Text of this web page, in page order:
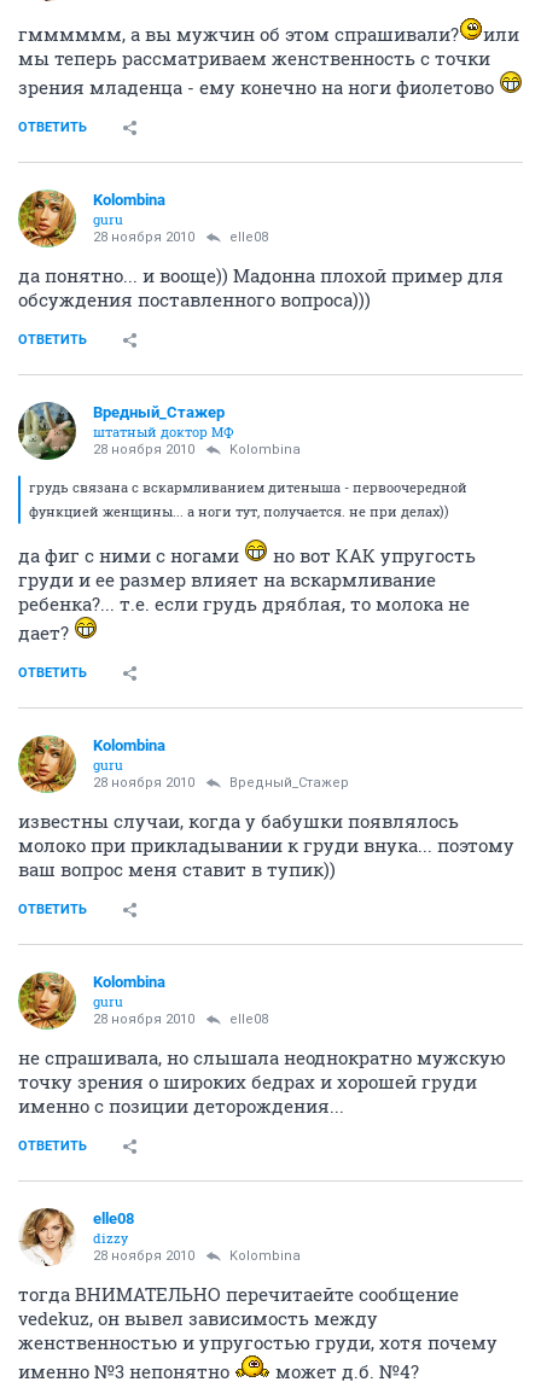
гмммммм, а вы мужчин об этом спрашивали?
или
мы теперь рассматриваем женственность с точки
зрения младенца - ему конечно на ноги фиолетово
ОТВЕТИТЬ
Kolombina
guru
28 ноября 2010 elle08
да понятно... и вооще)) Мадонна плохой пример для
обсуждения поставленного вопроса)))
ОТВЕТИТЬ
Вредный_Стажер
штатный доктор МФ
28 ноября 2010 Kolombina
грудь связана с вскармливанием дитеныша - первоочередной
функцией женщины... а ноги тут, получается. не при делах))
да фиг с ними с ногами
но вот КАК упругость
груди и ее размер влияет на вскармливание
ребенка?... т.е. если грудь дряблая, то молока не
дает?
ОТВЕТИТЬ
Kolombina
guru
28 ноября 2010 Вредный_Стажер
известны случаи, когда у бабушки появлялось
молоко при прикладывании к груди внука... поэтому
ваш вопрос меня ставит в тупик))
ОТВЕТИТЬ
Kolombina
guru
28 ноября 2010 elle08
не спрашивала, но слышала неоднократно мужскую
точку зрения о широких бедрах и хорошей груди
именно с позиции деторождения...
ОТВЕТИТЬ
elle08
dizzy
28 ноября 2010 Kolombina
тогда ВНИМАТЕЛЬНО перечитаейте сообщение
vedekuz, он вывел зависимость между
женственностью и упругостью груди, хотя почему
именно №3 непонятно
может д.б. №4?